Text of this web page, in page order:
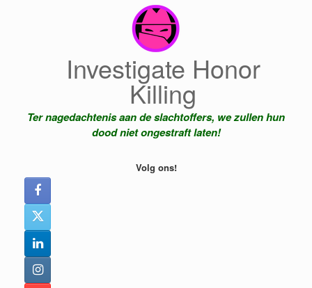
Investigate Honor
Killing
Ter nagedachtenis aan de slachtoffers, we zullen hun
dood niet ongestraft laten!
Volg ons!